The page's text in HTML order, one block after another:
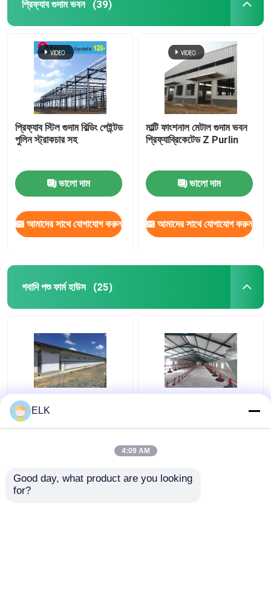
প্রিফ্যাব গুদাম ভবন (39)
প্রিফ্যাব স্টিল গুদাম বিল্ডিং পেইন্টড
পুলিন স্ট্রাকচার সহ
ভালো দাম
আমাদের সাথে যোগাযোগ করুন
মাল্টি ফাংশনাল মেটাল গুদাম ভবন
প্রিফ্যাব্রিকেটেড Z Purlin
ভালো দাম
আমাদের সাথে যোগাযোগ করুন
গবাদি পশু ফার্ম হাউস (25)
আইএসও গবাদি পশু ফার্ম হাউস
প্রিফ্যাব্রিকেটেড ইস্পাত কাঠামো
ELK
4:09 AM
Good day, what product are you looking
for?